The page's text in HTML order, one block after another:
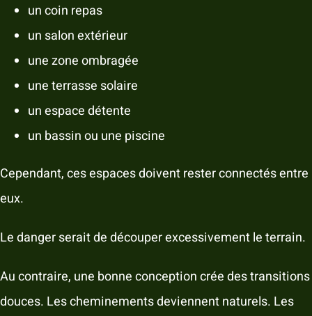
un coin repas
un salon extérieur
une zone ombragée
une terrasse solaire
un espace détente
un bassin ou une piscine
Cependant, ces espaces doivent rester connectés entre
eux.
Le danger serait de découper excessivement le terrain.
Au contraire, une bonne conception crée des transitions
douces. Les cheminements deviennent naturels. Les